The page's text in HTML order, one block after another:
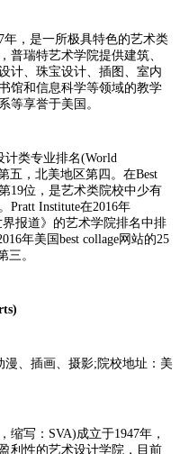
年，是一所极具特色的艺术类
普瑞特艺术学院提供建筑、
计、珠宝设计、插图、室内
馆和信息科学等领域的教学
等享誉于美国。
计类专业排名(World
五，北美地区第四。在Best
19位，是艺术类院校中少有
Pratt Institute在2016年
界报道》的艺术学院排名中排
年美国best collage网站的25
三。
、插画、摄影;院校地址：美
缩写：SVA)成立于1947年，
利性的艺术设计学院，目前